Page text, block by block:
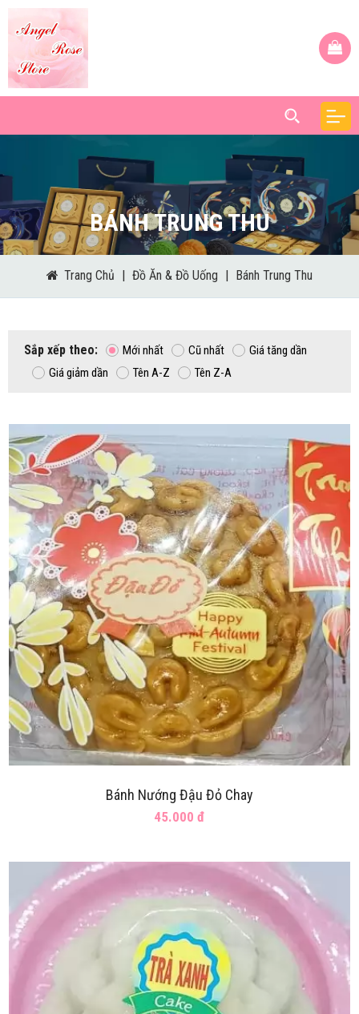
BÁNH TRUNG THU
Trang Chủ | Đồ Ăn & Đồ Uống | Bánh Trung Thu
Sắp xếp theo: Mới nhất Cũ nhất
Giá tăng dần
Giá giảm dần
Tên A-Z Tên Z-A
Bánh Nướng Đậu Đỏ Chay
45.000 đ